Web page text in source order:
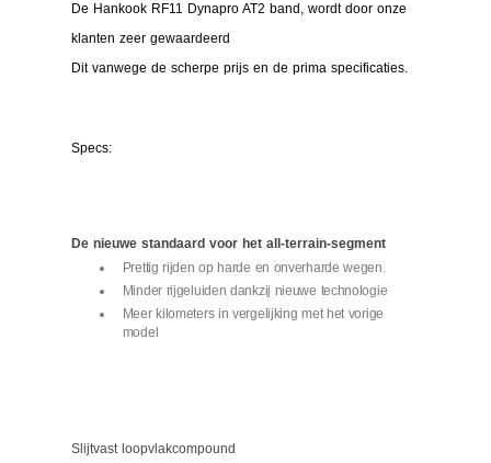
De Hankook RF11 Dynapro AT2 band, wordt door onze
klanten zeer gewaardeerd
Dit vanwege de scherpe prijs en de prima specificaties.
Specs:
De nieuwe standaard voor het all-terrain-segment
Prettig rijden op harde en onverharde wegen.
Minder rijgeluiden dankzij nieuwe technologie
Meer kilometers in vergelijking met het vorige
model
Slijtvast loopvlakcompound